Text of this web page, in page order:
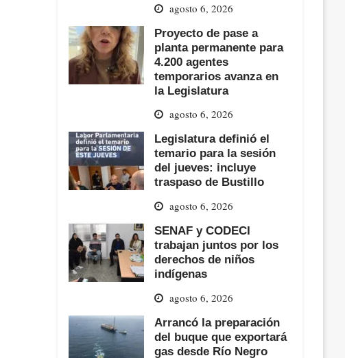
agosto 6, 2026
Proyecto de pase a
planta permanente para
4.200 agentes
temporarios avanza en
la Legislatura
agosto 6, 2026
Legislatura definió el
temario para la sesión
del jueves: incluye
traspaso de Bustillo
agosto 6, 2026
SENAF y CODECI
trabajan juntos por los
derechos de niños
indígenas
agosto 6, 2026
Arrancó la preparación
del buque que exportará
gas desde Río Negro